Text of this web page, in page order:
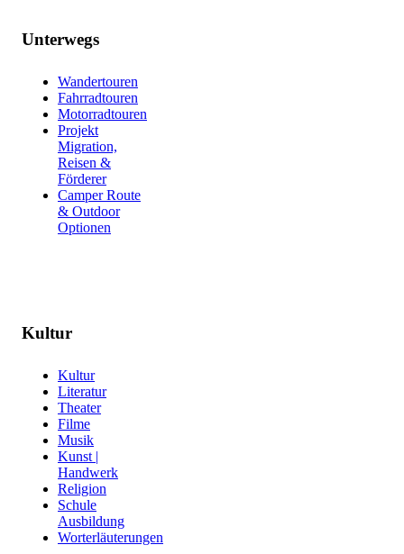
Unterwegs
Wandertouren
Fahrradtouren
Motorradtouren
Projekt
Migration,
Reisen &
Förderer
Camper Route
& Outdoor
Optionen
Kultur
Kultur
Literatur
Theater
Filme
Musik
Kunst |
Handwerk
Religion
Schule
Ausbildung
Worterläuterungen